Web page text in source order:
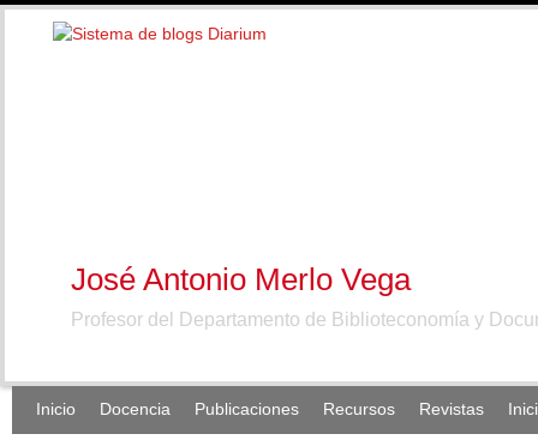
José Antonio Merlo Vega
Profesor del Departamento de Biblioteconomía y
Inicio Docencia Publicaciones Recursos Revistas